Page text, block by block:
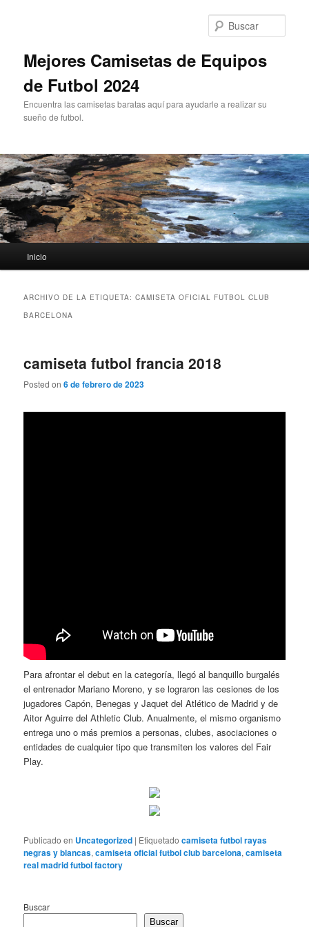
Mejores Camisetas de Equipos
de Futbol 2024
Encuentra las camisetas baratas aquí para ayudarle a realizar su
sueño de futbol.
principal
Inicio
ARCHIVO DE LA ETIQUETA:CAMISETA OFICIAL FUTBOL CLUB
BARCELONA
camiseta futbol francia 2018
Posted on6 de febrero de 2023
Para afrontar el debut en la categoría, llegó al banquillo burgalés
el entrenador Mariano Moreno, y se lograron las cesiones de los
jugadores Capón, Benegas y Jaquet del Atlético de Madrid y de
Aitor Aguirre del Athletic Club. Anualmente, el mismo organismo
entrega uno o más premios a personas, clubes, asociaciones o
entidades de cualquier tipo que transmiten los valores del Fair
Play.
Publicado en Uncategorized | Etiquetado camiseta futbol rayas
negras y blancas,camiseta oficial futbol club barcelona,camiseta
real madrid futbol factory
Buscar
Buscar